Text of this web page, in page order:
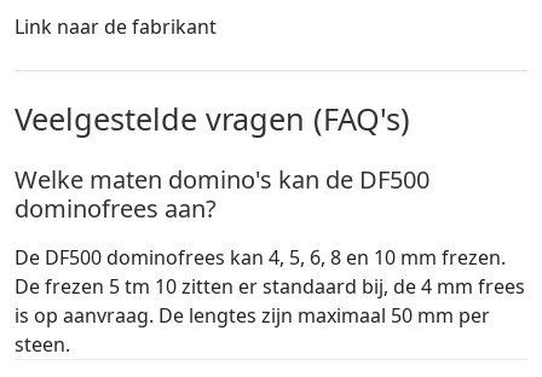
Link naar de fabrikant
Veelgestelde vragen (FAQ's)
Welke maten domino's kan de DF500
dominofrees aan?
De DF500 dominofrees kan 4, 5, 6, 8 en 10 mm frezen.
De frezen 5 tm 10 zitten er standaard bij, de 4 mm frees
is op aanvraag. De lengtes zijn maximaal 50 mm per
steen.